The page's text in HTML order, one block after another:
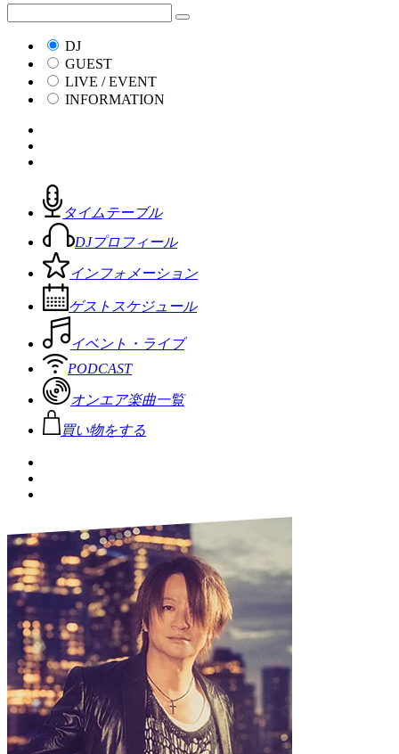
DJ
GUEST
LIVE / EVENT
INFORMATION
タイムテーブル
DJプロフィール
インフォメーション
ゲストスケジュール
イベント・ライブ
PODCAST
オンエア楽曲一覧
買い物をする